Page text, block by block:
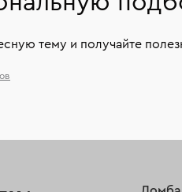
тему и получайте